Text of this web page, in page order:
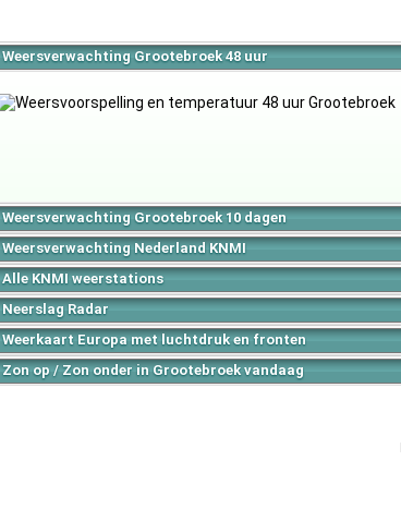
Weersverwachting Grootebroek 48 uur
Weersverwachting Grootebroek 10 dagen
Weersverwachting Nederland KNMI
Alle KNMI weerstations
Neerslag Radar
Weerkaart Europa met luchtdruk en fronten
Zon op / Zon onder in Grootebroek vandaag